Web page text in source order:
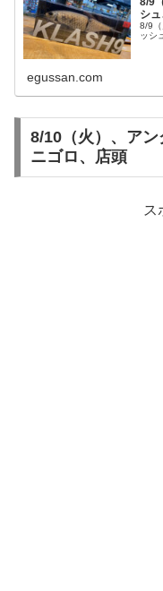
シ
8/9
ッシ
egussan.com
8/10（火）、ア
ニゴロ、店頭
ス